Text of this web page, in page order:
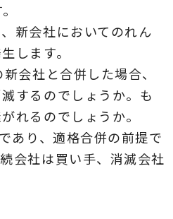
新会社においてのれん
します。
会社と合併した場合、
するのでしょうか。も
れるのでしょうか。
あり、適格合併の前提で
会社は買い手、消滅会社